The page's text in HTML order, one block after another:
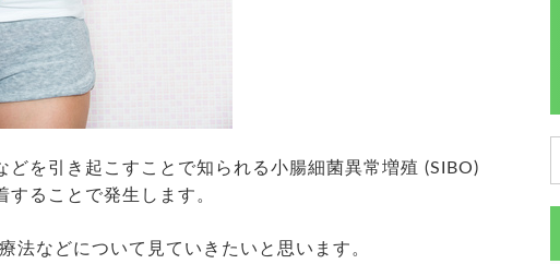
どを引き起こすことで知られる小腸細菌異常増殖 (SIBO)
ることで発生します。
法などについて見ていきたいと思います。